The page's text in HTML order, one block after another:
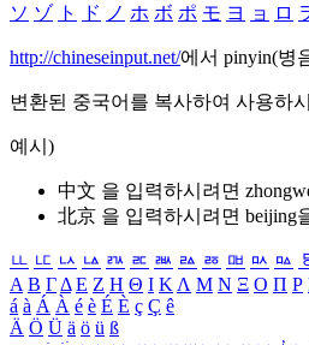
ソ ゾ ト ド ノ ホ ボ ポ モ ヨ ョ ロ
http://chineseinput.net/에서 pinyin(병
변환된 중국어를 복사하여 사용하
예시)
中文 을 입력하시려면
北京 을 입력하시려면 beijing
ㅥ ㅦ ㅧ ㅨ ㅩ ㅪ ㅫ ㅬ ㅭ ㅮ ㅯ ㅰ
Α Β ΓΔ Ε Ζ Η Θ Ι ΚΛ Μ Ν Ξ Ο Π Ρ
á à Á À é è É È ç Ç ê
Ä Ö Ü ä ö ü ß